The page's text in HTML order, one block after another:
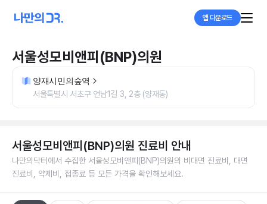
앱 다운로드
서울성모비앤피(BNP)의원
양재시민의숲역
서울특별시 서초구 언남1길 3, 2층 (양재동)
서울성모비앤피(BNP)의원 진료비 안내
나만의닥터에서 수집한 서울성모비앤피(BNP)의원의 비대면 진료비, 대면
진료비, 약제비, 접종료 등 모든 가격을 확인해보세요.